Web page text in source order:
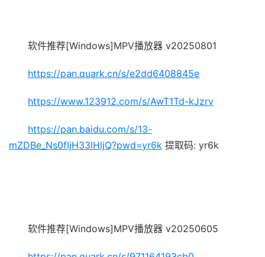
软件推荐[Windows]MPV播放器 v20250801
https://pan.quark.cn/s/e2dd6408845e
https://www.123912.com/s/AwT1Td-kJzrv
https://pan.baidu.com/s/13-
mZDBe_Ns0fIjH33lHljQ?pwd=yr6k 提取码: yr6k
软件推荐[Windows]MPV播放器 v20250605